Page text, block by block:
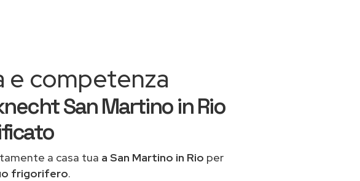
e competenza
San Martino in Rio
a casa tua a San Martino in Rio per
frigorifero.